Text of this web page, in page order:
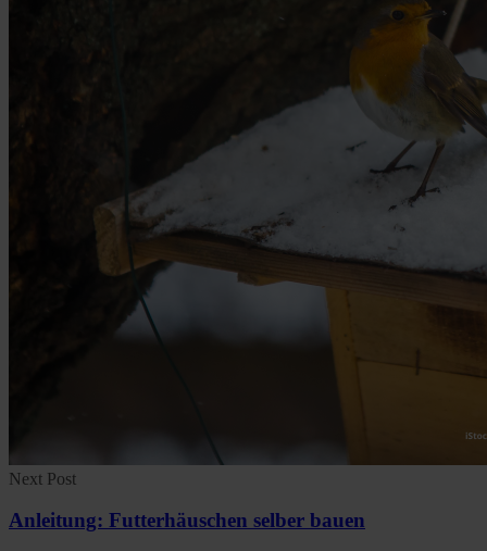
Next Post
Anleitung: Futterhäuschen selber bauen